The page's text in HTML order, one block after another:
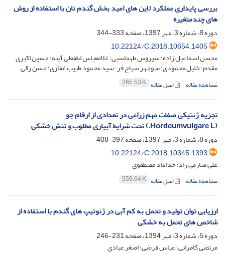
بررسی پایداری عملکرد لاین های امید بخش گندم نان با استفاده از روش
های چندمتغیره
دوره 8، شماره 3، مهر 1397، صفحه
333-344
10.22124/C.2018.10654.1405
محسن اسماعیل زاده؛ سیروس طهماسبی؛ غلامعباس لطفعلی آینه؛ حسین اکبری
مقدم؛ خلیل محمودی؛ منوچهر سیاح فر؛ سید محمود طبیب غفاری؛ حسن زالی
مشاهده مقاله اصل مقاله 265.53 K
تجزیه ژنتیکی صفات مهم زراعی در تعدادی از ارقام جو
(Hordeumvulgare L.) تحت شرایط آبیاری مطلوب و تنش خشکی
دوره 8، شماره 3، مهر 1397، صفحه
397-408
10.22124/C.2018.10345.1393
علی صارمی راد؛ خداداد مصطفوی
مشاهده مقاله اصل مقاله 559.04 K
ارزیابی توان تولید و تحمل به کم آبی در ژنوتیپ های گندم با استفاده از
شاخص های تحمل به خشکی
دوره 5، شماره 3، مهر 1394، صفحه
231-246
مرتضی کامرانی؛ عباس فرضی؛ اصغر عبادی